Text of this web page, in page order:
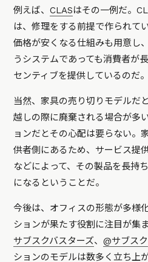
例えば、CLASはその一例だ。
は、修理をする前提で作られて
価格が安くなる仕組みも用意し
うシステムであっても消費者が
センティブを提供しているのだ。
当然、家具の売り切りモデルだ
越しの際に廃棄される場合が多
ョンだとその心配は要らない。
供者側にあるため、サービス提
などによって、その製品を長持
になるということだ。
今後は、オフィスの形態が多様
ションが果たす役割に注目が集
サブスクバスターズ、@サブスク
ションのモデルは数多く立ち上